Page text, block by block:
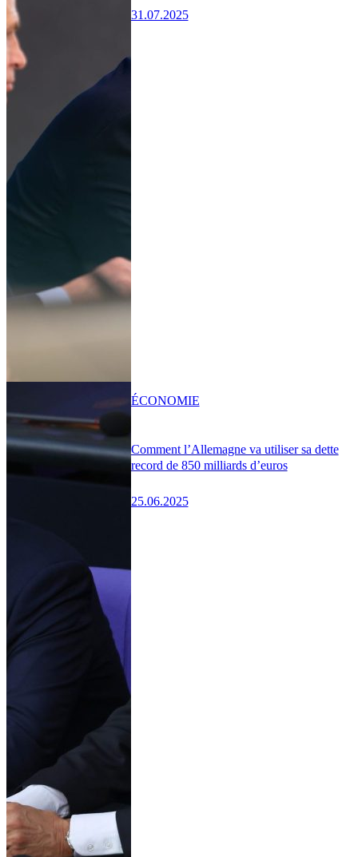
31.07.2025
Comment l’Allemagne va utiliser sa dette
record de 850 milliards d’euros
25.06.2025
ÉCONOMIE